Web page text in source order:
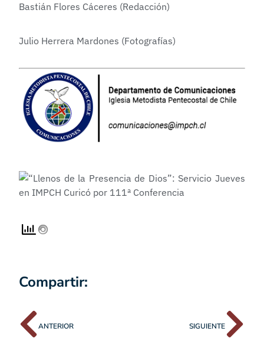
Bastián Flores Cáceres (Redacción)
Julio Herrera Mardones (Fotografías)
Compartir:
ANTERIOR SIGUIENTE